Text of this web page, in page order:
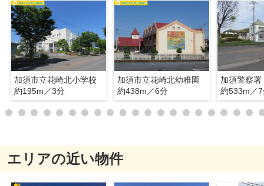
加須市立花崎北小学校
約195m／3分
加須市立花崎北幼稚園
約438m／6分
加須警察
約533m／
エリアの近い物件